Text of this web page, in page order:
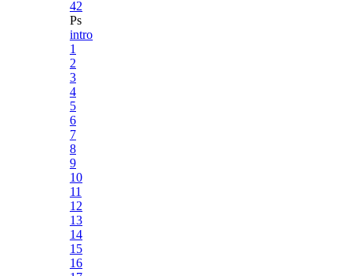
42
Ps
intro
1
2
3
4
5
6
7
8
9
10
11
12
13
14
15
16